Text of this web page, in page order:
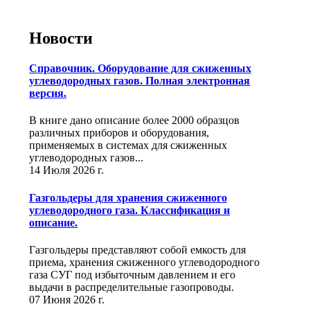
Новости
Справочник. Оборудование для сжиженных
углеводородных газов. Полная электронная
версия.
В книге дано описание более 2000 образцов
различных приборов и оборудования,
применяемых в системах для сжиженных
углеводородных газов...
14 Июля 2026 г.
Газгольдеры для хранения сжиженного
углеводородного газа. Классификация и
описание.
Газгольдеры представляют собой емкость для
приема, хранения сжиженного углеводородного
газа СУГ под избыточным давлением и его
выдачи в распределительные газопроводы.
07 Июня 2026 г.